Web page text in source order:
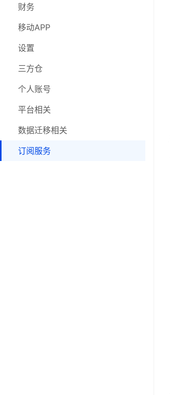
三方仓
在线研讨会
数据
财务
移动APP
设置
三方仓
三方物流
个人账号
功能更新日志
财务
移动APP
设置
三方仓
个人账号
平台相关
数据迁移相关
订阅服务